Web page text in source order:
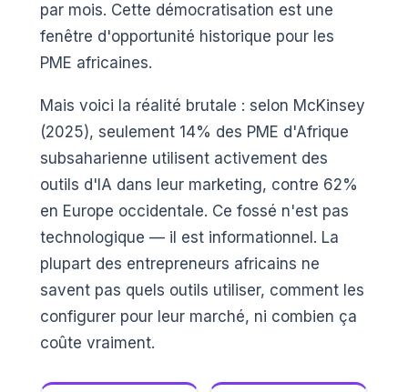
par mois. Cette démocratisation est une
fenêtre d'opportunité historique pour les
PME africaines.
Mais voici la réalité brutale : selon McKinsey
(2025), seulement 14% des PME d'Afrique
subsaharienne utilisent activement des
outils d'IA dans leur marketing, contre 62%
en Europe occidentale. Ce fossé n'est pas
technologique — il est informationnel. La
plupart des entrepreneurs africains ne
savent pas quels outils utiliser, comment les
configurer pour leur marché, ni combien ça
coûte vraiment.